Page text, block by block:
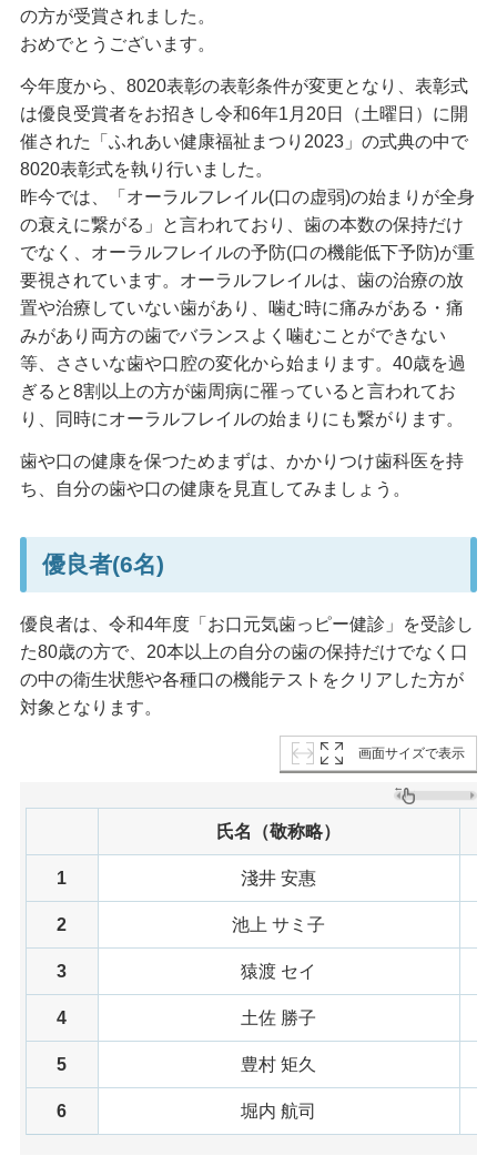
の方が受賞されました。
おめでとうございます。
今年度から、8020表彰の表彰条件が変更となり、表彰式
は優良受賞者をお招きし令和6年1月20日（土曜日）に開
催された「ふれあい健康福祉まつり2023」の式典の中で
8020表彰式を執り行いました。
昨今では、「オーラルフレイル(口の虚弱)の始まりが全身
の衰えに繋がる」と言われており、歯の本数の保持だけ
でなく、オーラルフレイルの予防(口の機能低下予防)が重
要視されています。オーラルフレイルは、歯の治療の放
置や治療していない歯があり、噛む時に痛みがある・痛
みがあり両方の歯でバランスよく噛むことができない
等、ささいな歯や口腔の変化から始まります。40歳を過
ぎると8割以上の方が歯周病に罹っていると言われてお
り、同時にオーラルフレイルの始まりにも繋がります。
歯や口の健康を保つためまずは、かかりつけ歯科医を持
ち、自分の歯や口の健康を見直してみましょう。
優良者(6名)
優良者は、令和4年度「お口元気歯っピー健診」を受診し
た80歳の方で、20本以上の自分の歯の保持だけでなく口
の中の衛生状態や各種口の機能テストをクリアした方が
対象となります。
画面サイズで表示
氏名（敬称略）
1 淺井 安惠
2 池上 サミ子
3 猿渡 セイ
4 土佐 勝子
5 豊村 矩久
6 堀内 航司